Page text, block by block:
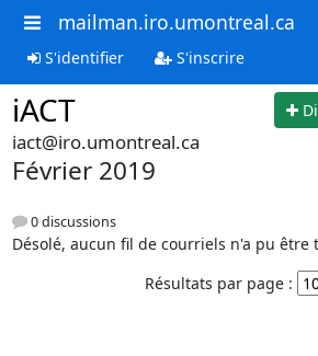
mailman.iro.umontreal.ca
S'identifier S'inscrire
iACT
iact@iro.umontreal.ca
Février 2019
0 discussions
Désolé, aucun fil de courriels n'a pu être
Résultats par page :